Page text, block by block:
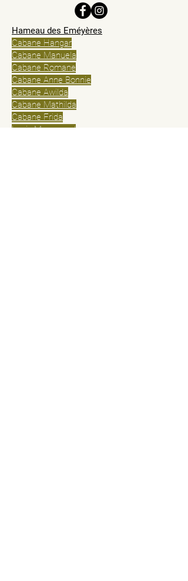
Hameau des Eméyères
Cabane Hangar
Cabane Manuela
Cabane Romane
Cabane Anne Bonnie
Cabane Awilda
Cabane Mathilda
Cabane Frida
Logis Marry read